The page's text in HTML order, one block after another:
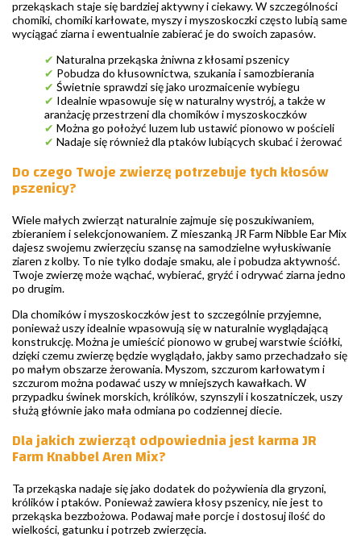
przekąskach staje się bardziej aktywny i ciekawy. W szczególności
chomiki, chomiki karłowate, myszy i myszoskoczki często lubią same
wyciągać ziarna i ewentualnie zabierać je do swoich zapasów.
✔ Naturalna przekąska żniwna z kłosami pszenicy
✔ Pobudza do kłusownictwa, szukania i samozbierania
✔ Świetnie sprawdzi się jako urozmaicenie wybiegu
✔ Idealnie wpasowuje się w naturalny wystrój, a także w
aranżację przestrzeni dla chomików i myszoskoczków
✔ Można go położyć luzem lub ustawić pionowo w pościeli
✔ Nadaje się również dla ptaków lubiących skubać i żerować
Do czego Twoje zwierzę potrzebuje tych kłosów
pszenicy?
Wiele małych zwierząt naturalnie zajmuje się poszukiwaniem,
zbieraniem i selekcjonowaniem. Z mieszanką JR Farm Nibble Ear Mix
dajesz swojemu zwierzęciu szansę na samodzielne wyłuskiwanie
ziaren z kolby. To nie tylko dodaje smaku, ale i pobudza aktywność.
Twoje zwierzę może wąchać, wybierać, gryźć i odrywać ziarna jedno
po drugim.
Dla chomików i myszoskoczków jest to szczególnie przyjemne,
ponieważ uszy idealnie wpasowują się w naturalnie wyglądającą
konstrukcję. Można je umieścić pionowo w grubej warstwie ściółki,
dzięki czemu zwierzę będzie wyglądało, jakby samo przechadzało się
po małym obszarze żerowania. Myszom, szczurom karłowatym i
szczurom można podawać uszy w mniejszych kawałkach. W
przypadku świnek morskich, królików, szynszyli i koszatniczek, uszy
służą głównie jako mała odmiana po codziennej diecie.
Dla jakich zwierząt odpowiednia jest karma JR
Farm Knabbel Aren Mix?
Ta przekąska nadaje się jako dodatek do pożywienia dla gryzoni,
królików i ptaków. Ponieważ zawiera kłosy pszenicy, nie jest to
przekąska bezzbożowa. Podawaj małe porcje i dostosuj ilość do
wielkości, gatunku i potrzeb zwierzęcia.